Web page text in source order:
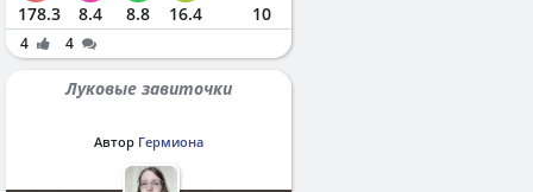
178.3 8.4 8.8 16.4 10
4 4
Луковые завиточки
Автор Гермиона